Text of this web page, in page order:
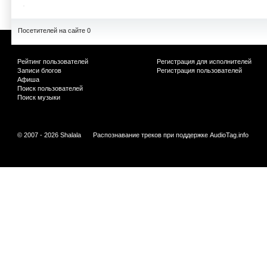
Посетителей на сайте 0
Рейтинг пользователей
Записи блогов
Афиша
Поиск пользователей
Поиск музыки
Регистрация для исполнителей
Регистрация пользователей
© 2007 - 2026 Shalala Распознавание треков при поддержке AudioTag.info